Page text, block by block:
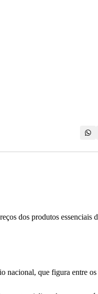
dos produtos essenciais
nacional, que figura entre